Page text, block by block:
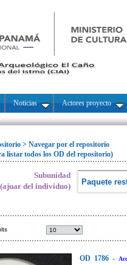
Noticias Actores proyecto
> Navegar por el repositorio
listar todos los OD del repositorio)
Subunidad
(ajuar del individuo)
OD 1786 -